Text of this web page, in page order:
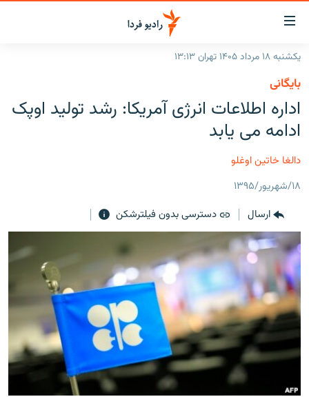
لینک‌های
قابلیت
دسترسی
بازگشت
بازگشت
منوی
اصلی
رفتن
به
صفحه
صفحه اصلی
ایران
جهان
فرکانس‌ها
پادکست
چندرسانه‌ای
گزارش‌های تصویری
گزارش‌های ویدئویی
زنان فردا
English
به ما بپیوندید
زبان‌های دیگر
یکشنبه ۱۸ مرداد ۱۴۰۵ تهران ۱۳:۱۳
بایگانی
اداره اطلاعات انرژی آمریکا: رشد تولید اوپک
ادامه می یابد
دالغا خاتین اوغلو
۱۸/شهریور/۱۳۹۵
ارسال
دسترسی بدون فیلترشکن